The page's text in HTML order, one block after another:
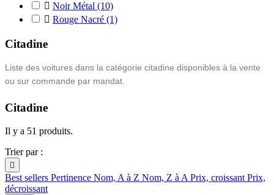
 Noir Métal (10)
 Rouge Nacré (1)
Citadine
Liste des voitures dans la catégorie citadine disponibles à la vente
ou sur commande par mandat.
Citadine
Il y a 51 produits.
Trier par :

Best sellers Pertinence Nom, A à Z Nom, Z à A Prix, croissant Prix,
décroissant